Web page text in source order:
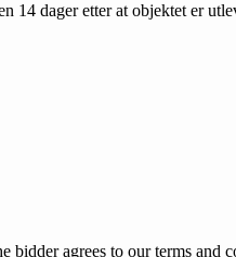
14 dager etter at objektet er
agrees to our terms and